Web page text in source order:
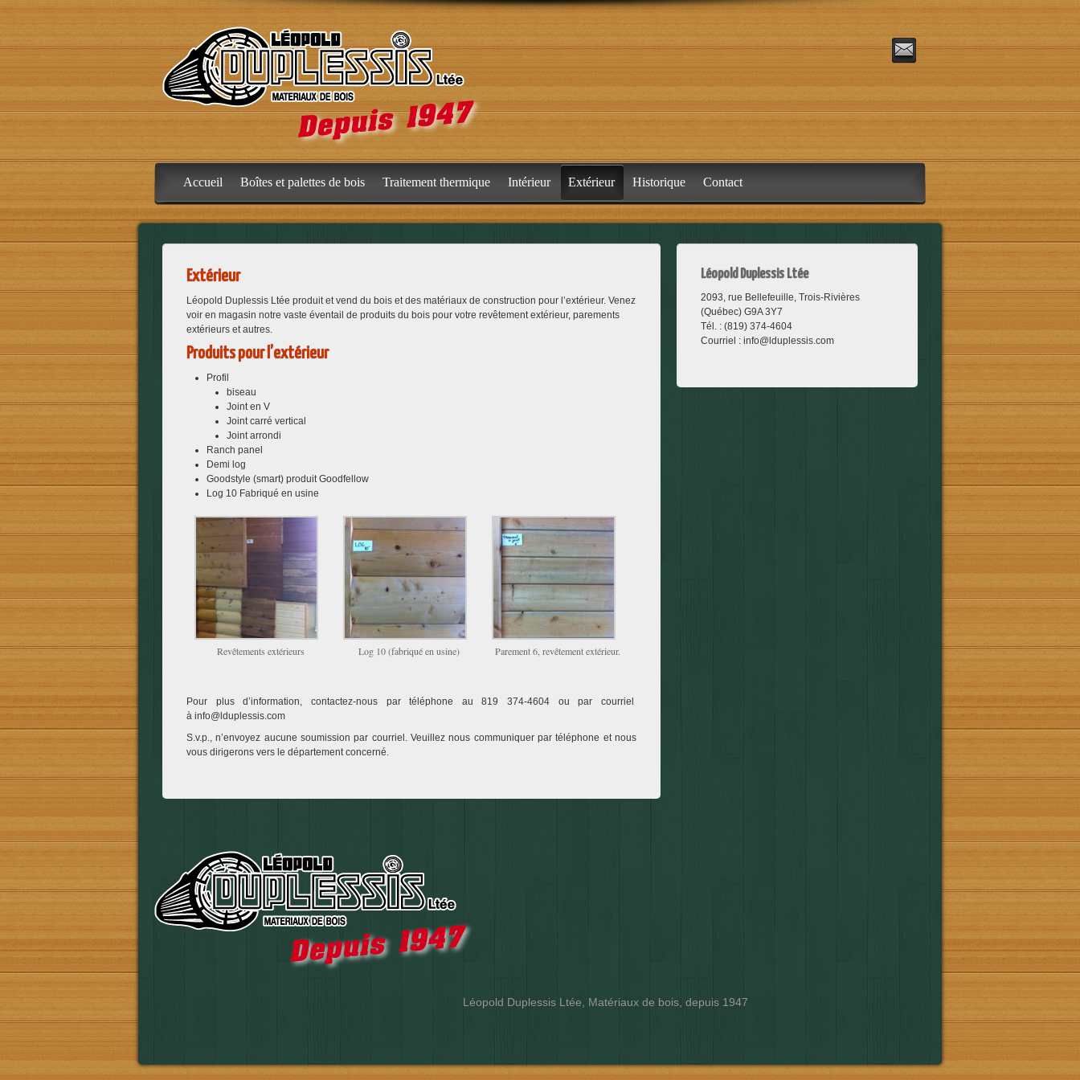
Accueil Boîtes et palettes de bois Traitement thermique Intérieur Extérieur Historique Contact
Extérieur
Léopold Duplessis Ltée produit et vend du bois et des matériaux de construction pour l’extérieur. Venez
voir en magasin notre vaste éventail de produits du bois pour votre revêtement extérieur, parements
extérieurs et autres.
Produits pour l’extérieur
Profil
biseau
Joint en V
Joint carré vertical
Joint arrondi
Ranch panel
Demi log
Goodstyle (smart) produit Goodfellow
Log 10 Fabriqué en usine
Revêtements extérieurs Log 10 (fabriqué en usine) Parement 6, revêtement extérieur.
Pour plus d’information, contactez-nous par téléphone au 819 374-4604 ou par courriel
à info@lduplessis.com
S.v.p., n’envoyez aucune soumission par courriel. Veuillez nous communiquer par téléphone et nous
vous dirigerons vers le département concerné.
Léopold Duplessis Ltée
2093, rue Bellefeuille, Trois-Rivières
(Québec) G9A 3Y7
Tél. : (819) 374-4604 ‎
Courriel : info@lduplessis.com
Léopold Duplessis Ltée, Matériaux de bois, depuis 1947